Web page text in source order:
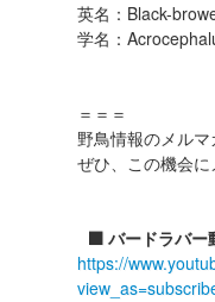
英名：Black-
学名：
＝＝＝
野鳥情報のメルマ
ぜひ、この機会に
⬛️ バードラバ
https://